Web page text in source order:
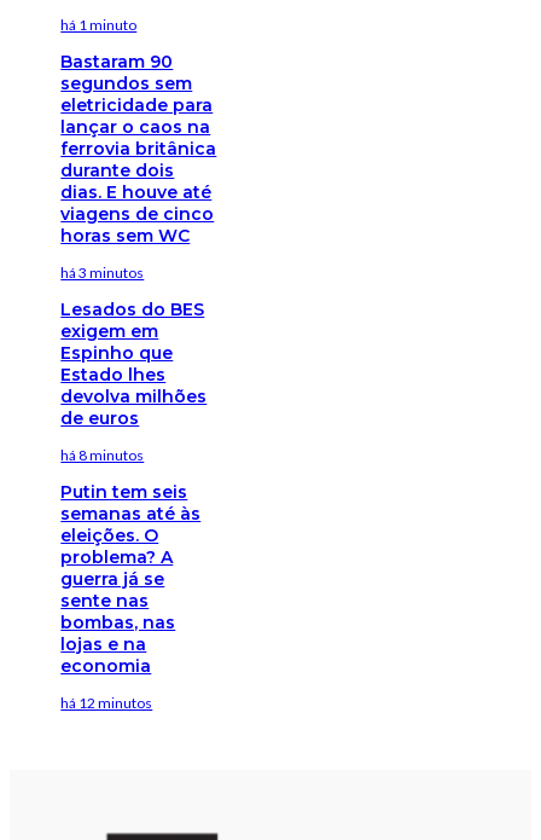
há 1 minuto
Bastaram 90
segundos sem
eletricidade para
lançar o caos na
ferrovia britânica
durante dois
dias. E houve até
viagens de cinco
horas sem WC
há 3 minutos
Lesados do BES
exigem em
Espinho que
Estado lhes
devolva milhões
de euros
há 8 minutos
Putin tem seis
semanas até às
eleições. O
problema? A
guerra já se
sente nas
bombas, nas
lojas e na
economia
há 12 minutos